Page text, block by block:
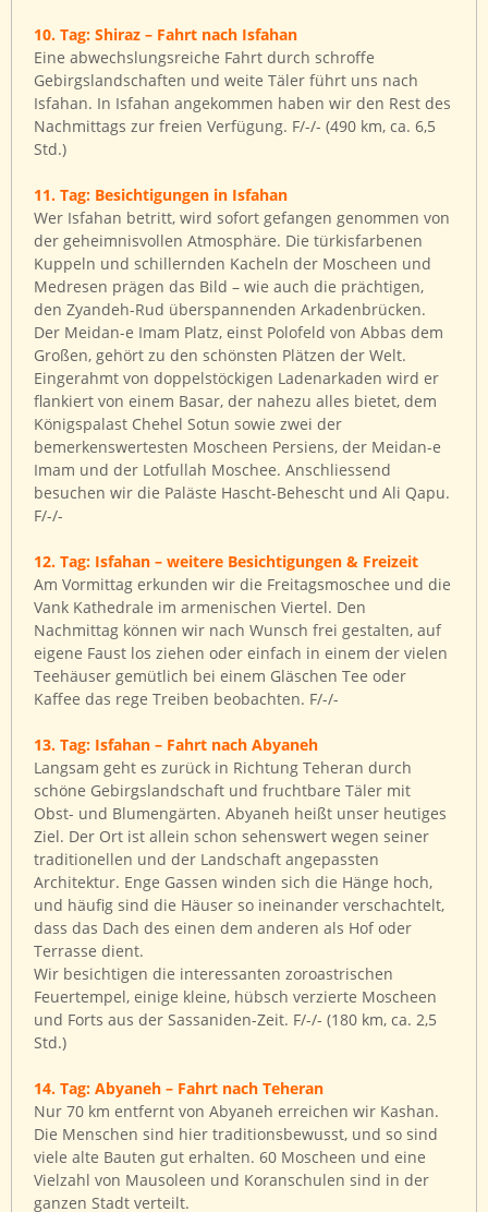
10. Tag: Shiraz – Fahrt nach Isfahan
Eine abwechslungsreiche Fahrt durch schroffe
Gebirgslandschaften und weite Täler führt uns nach
Isfahan. In Isfahan angekommen haben wir den Rest des
Nachmittags zur freien Verfügung. F/-/- (490 km, ca. 6,5
Std.)
11. Tag: Besichtigungen in Isfahan
Wer Isfahan betritt, wird sofort gefangen genommen von
der geheimnisvollen Atmosphäre. Die türkisfarbenen
Kuppeln und schillernden Kacheln der Moscheen und
Medresen prägen das Bild – wie auch die prächtigen,
den Zyandeh-Rud überspannenden Arkadenbrücken.
Der Meidan-e Imam Platz, einst Polofeld von Abbas dem
Großen, gehört zu den schönsten Plätzen der Welt.
Eingerahmt von doppelstöckigen Ladenarkaden wird er
flankiert von einem Basar, der nahezu alles bietet, dem
Königspalast Chehel Sotun sowie zwei der
bemerkenswertesten Moscheen Persiens, der Meidan-e
Imam und der Lotfullah Moschee. Anschliessend
besuchen wir die Paläste Hascht-Behescht und Ali Qapu.
F/-/-
12. Tag: Isfahan – weitere Besichtigungen & Freizeit
Am Vormittag erkunden wir die Freitagsmoschee und die
Vank Kathedrale im armenischen Viertel. Den
Nachmittag können wir nach Wunsch frei gestalten, auf
eigene Faust los ziehen oder einfach in einem der vielen
Teehäuser gemütlich bei einem Gläschen Tee oder
Kaffee das rege Treiben beobachten. F/-/-
13. Tag: Isfahan – Fahrt nach Abyaneh
Langsam geht es zurück in Richtung Teheran durch
schöne Gebirgslandschaft und fruchtbare Täler mit
Obst- und Blumengärten. Abyaneh heißt unser heutiges
Ziel. Der Ort ist allein schon sehenswert wegen seiner
traditionellen und der Landschaft angepassten
Architektur. Enge Gassen winden sich die Hänge hoch,
und häufig sind die Häuser so ineinander verschachtelt,
dass das Dach des einen dem anderen als Hof oder
Terrasse dient.
Wir besichtigen die interessanten zoroastrischen
Feuertempel, einige kleine, hübsch verzierte Moscheen
und Forts aus der Sassaniden-Zeit. F/-/- (180 km, ca. 2,5
Std.)
14. Tag: Abyaneh – Fahrt nach Teheran
Nur 70 km entfernt von Abyaneh erreichen wir Kashan.
Die Menschen sind hier traditionsbewusst, und so sind
viele alte Bauten gut erhalten. 60 Moscheen und eine
Vielzahl von Mausoleen und Koranschulen sind in der
ganzen Stadt verteilt.